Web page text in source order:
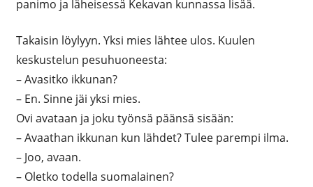
panimo ja läheisessä Kekavan kunnassa lisää.
Takaisin löylyyn. Yksi mies lähtee ulos. Kuulen
keskustelun pesuhuoneesta:
– Avasitko ikkunan?
– En. Sinne jäi yksi mies.
Ovi avataan ja joku työnsä päänsä sisään:
– Avaathan ikkunan kun lähdet? Tulee parempi ilma.
– Joo, avaan.
– Oletko todella suomalainen?